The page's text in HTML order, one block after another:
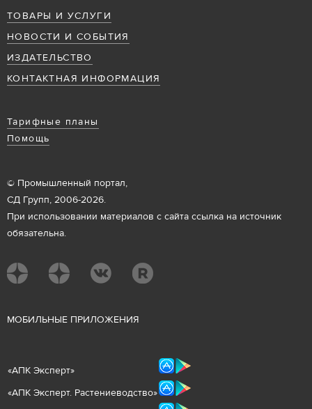
ТОВАРЫ И УСЛУГИ
НОВОСТИ И СОБЫТИЯ
ИЗДАТЕЛЬСТВО
КОНТАКТНАЯ ИНФОРМАЦИЯ
Тарифные планы
Помощь
© Промышленный портал,
СД Групп, 2006-2026.
При использовании материалов с сайта ссылка на источник
обязательна.
МОБИЛЬНЫЕ ПРИЛОЖЕНИЯ
«АПК Эксперт»
«АПК Эксперт. Растениеводство»